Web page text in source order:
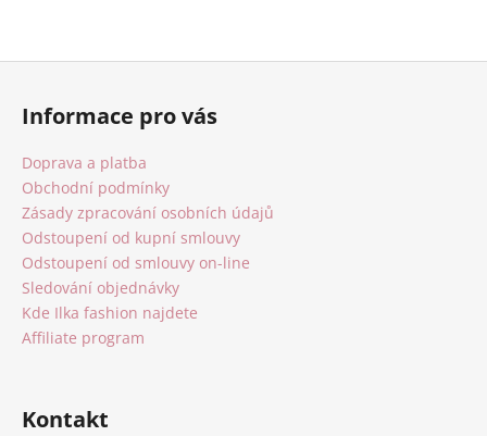
Informace pro vás
Doprava a platba
Obchodní podmínky
Zásady zpracování osobních údajů
Odstoupení od kupní smlouvy
Odstoupení od smlouvy on-line
Sledování objednávky
Kde Ilka fashion najdete
Affiliate program
Kontakt